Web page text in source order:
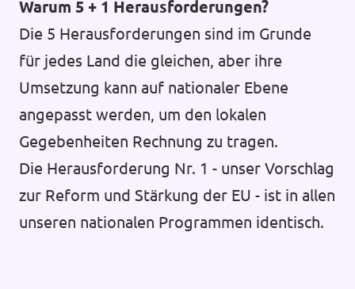
Warum 5 + 1 Herausforderungen?
Die 5 Herausforderungen sind im Grunde
für jedes Land die gleichen, aber ihre
Umsetzung kann auf nationaler Ebene
angepasst werden, um den lokalen
Gegebenheiten Rechnung zu tragen.
Die Herausforderung Nr. 1 - unser Vorschlag
zur Reform und Stärkung der EU - ist in allen
unseren nationalen Programmen identisch.